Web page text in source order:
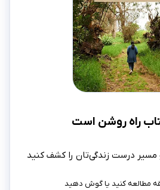
راه روشن است
مسیر درست زندگی‌تان را کشف کنید